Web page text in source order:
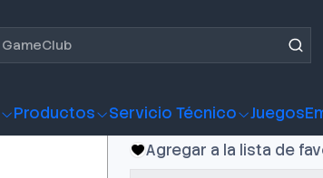
Productos Servicio Técnico Juegos
Accesorio
para
Agregar a la lista de